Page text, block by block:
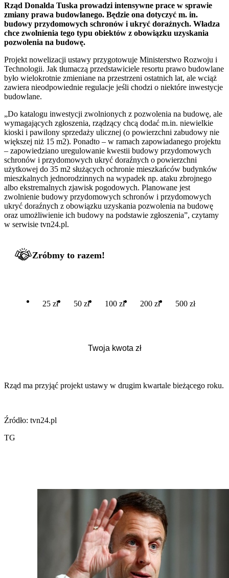
Rząd Donalda Tuska prowadzi intensywne prace w sprawie
zmiany prawa budowlanego. Będzie ona dotyczyć m. in.
budowy przydomowych schronów i ukryć doraźnych. Władza
chce zwolnienia tego typu obiektów z obowiązku uzyskania
pozwolenia na budowę.
Projekt nowelizacji ustawy przygotowuje Ministerstwo Rozwoju i
Technologii. Jak tłumaczą przedstawiciele resortu prawo budowlane
było wielokrotnie zmieniane na przestrzeni ostatnich lat, ale wciąż
zawiera nieodpowiednie regulacje jeśli chodzi o niektóre inwestycje
budowlane.
„Do katalogu inwestycji zwolnionych z pozwolenia na budowę, ale
wymagających zgłoszenia, rządzący chcą dodać m.in. niewielkie
kioski i pawilony sprzedaży ulicznej (o powierzchni zabudowy nie
większej niż 15 m2). Ponadto – w ramach zapowiadanego projektu
– zapowiedziano uregulowanie kwestii budowy przydomowych
schronów i przydomowych ukryć doraźnych o powierzchni
użytkowej do 35 m2 służących ochronie mieszkańców budynków
mieszkalnych jednorodzinnych na wypadek np. ataku zbrojnego
albo ekstremalnych zjawisk pogodowych. Planowane jest
zwolnienie budowy przydomowych schronów i przydomowych
ukryć doraźnych z obowiązku uzyskania pozwolenia na budowę
oraz umożliwienie ich budowy na podstawie zgłoszenia”, czytamy
w serwisie tvn24.pl.
Zróbmy to razem!
25 zł 50 zł 100 zł 200 zł 500 zł
Rząd ma przyjąć projekt ustawy w drugim kwartale bieżącego roku.
Źródło: tvn24.pl
TG